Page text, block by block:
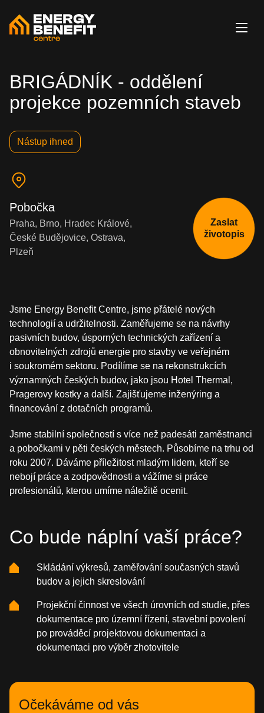
BRIGÁDNÍK - oddělení
projekce pozemních staveb
Nástup ihned
Pobočka
Praha, Brno, Hradec Králové,
České Budějovice, Ostrava,
Plzeň
Zaslat
životopis
Jsme Energy Benefit Centre, jsme přátelé nových
technologií a udržitelnosti. Zaměřujeme se na návrhy
pasivních budov, úsporných technických zařízení a
obnovitelných zdrojů energie pro stavby ve veřejném
i soukromém sektoru. Podílíme se na rekonstrukcích
významných českých budov, jako jsou Hotel Thermal,
Pragerovy kostky a další. Zajišťujeme inženýring a
financování z dotačních programů.
Jsme stabilní společností s více než padesáti zaměstnanci
a pobočkami v pěti českých městech. Působíme na trhu od
roku 2007. Dáváme příležitost mladým lidem, kteří se
nebojí práce a zodpovědnosti a vážíme si práce
profesionálů, kterou umíme náležitě ocenit.
Co bude náplní vaší práce?
Skládání výkresů, zaměřování současných stavů
budov a jejich skreslování
Projekční činnost ve všech úrovních od studie, přes
dokumentace pro územní řízení, stavební povolení
po prováděcí projektovou dokumentaci a
dokumentaci pro výběr zhotovitele
Očekáváme od vás